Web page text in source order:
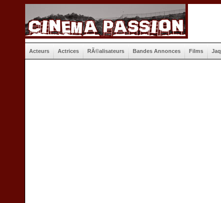
Acteurs Actrices RÃ©alisateurs Bandes Annonces Films